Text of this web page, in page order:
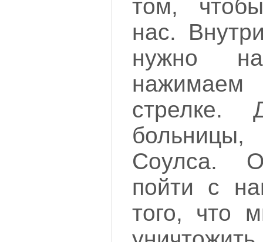
том,
нас.
нужно
стрелке.
Соулса.
пойти с
того, что